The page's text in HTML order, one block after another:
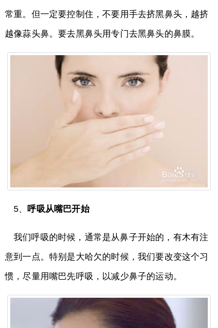
常重。但一定要控制住，不要用手去挤黑鼻头，越挤
越像蒜头鼻。要去黑鼻头用专门去黑鼻头的鼻膜。
5、 呼吸从嘴巴开始
我们呼吸的时候，通常是从鼻子开始的，有木有注
意到一点。特别是大哈欠的时候，我们要改变这个习
惯，尽量用嘴巴先呼吸，以减少鼻子的运动。